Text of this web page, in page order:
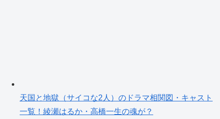
天国と地獄（サイコな2人）のドラマ相関図・キャスト
一覧！綾瀬はるか・高橋一生の魂が？